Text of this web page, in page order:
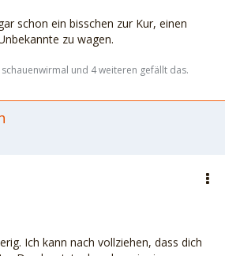
schon ein bisschen zur Kur, einen
zu wagen.
und 4 weiteren gefällt das.
Ich kann nach vollziehen, dass dich